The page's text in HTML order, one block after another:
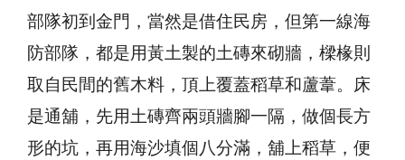
部隊初到金門，當然是借住民房，但第一線海
防部隊，都是用黃土製的土磚來砌牆，樑椽則
取自民間的舊木料，頂上覆蓋稻草和蘆葦。床
是通舖，先用土磚齊兩頭牆腳一隔，做個長方
形的坑，再用海沙填個八分滿，舖上稻草，便